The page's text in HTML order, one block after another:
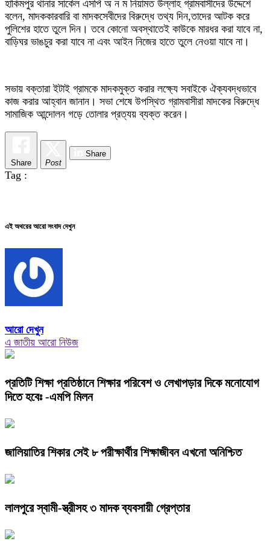
হাকিমপুর থানার সার্কেল এসপি অ ন ম নিয়ামত উল্লাহ গ্রামবাসীদের উদ্দেশে
বলেন, মাদককারবারি বা মাদকসেবীদের বিরুদ্ধে তথ্য দিন,তাদের আটক করে
পুলিশের হাতে তুলে দিন। তবে কোনো অবস্থাতেই কাউকে মারধর করা যাবে না,
বাড়িঘর ভাঙচুর করা যাবে না এবং আইন নিজের হাতে তুলে নেওয়া যাবে না।
সভায় বক্তারা ইটাই গ্রামকে মাদকমুক্ত করার লক্ষ্যে সবাইকে ঐক্যবদ্ধভাবে
কাজ করার আহ্বান জানান। সভা শেষে উপস্থিত গ্রামবাসীরা মাদকের বিরুদ্ধে
সামাজিক আন্দোলন গড়ে তোলার প্রত্যয় ব্যক্ত করেন।
Share Post
Share
Tag :
এই অথরের আরো সংবাদ দেখুন
আরো দেখুন
এ জাতীয় আরো নিউজ
প্রতিটি শিক্ষা প্রতিষ্ঠানে শিক্ষার পরিবেশ ও লেখাপড়ার দিকে মনোযোগ
দিতে হবেঃ -এমপি মিলন
জালিয়াতির শিকার সেই ৮ পরীক্ষার্থীর শিক্ষাজীবন এখনো অনিশ্চিত
লালপুরে স্বামী-স্ত্রীসহ ৩ মাদক ব্যবসায়ী গ্রেপ্তার